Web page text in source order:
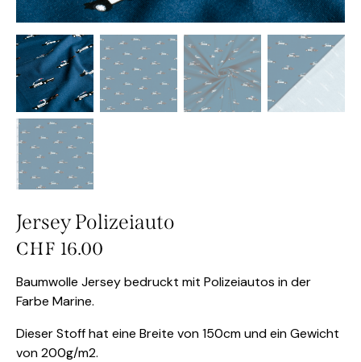
Jersey Polizeiauto
CHF 16.00
Baumwolle Jersey bedruckt mit Polizeiautos in der
Farbe Marine.
Dieser Stoff hat eine Breite von 150cm und ein Gewicht
von 200g/m2.